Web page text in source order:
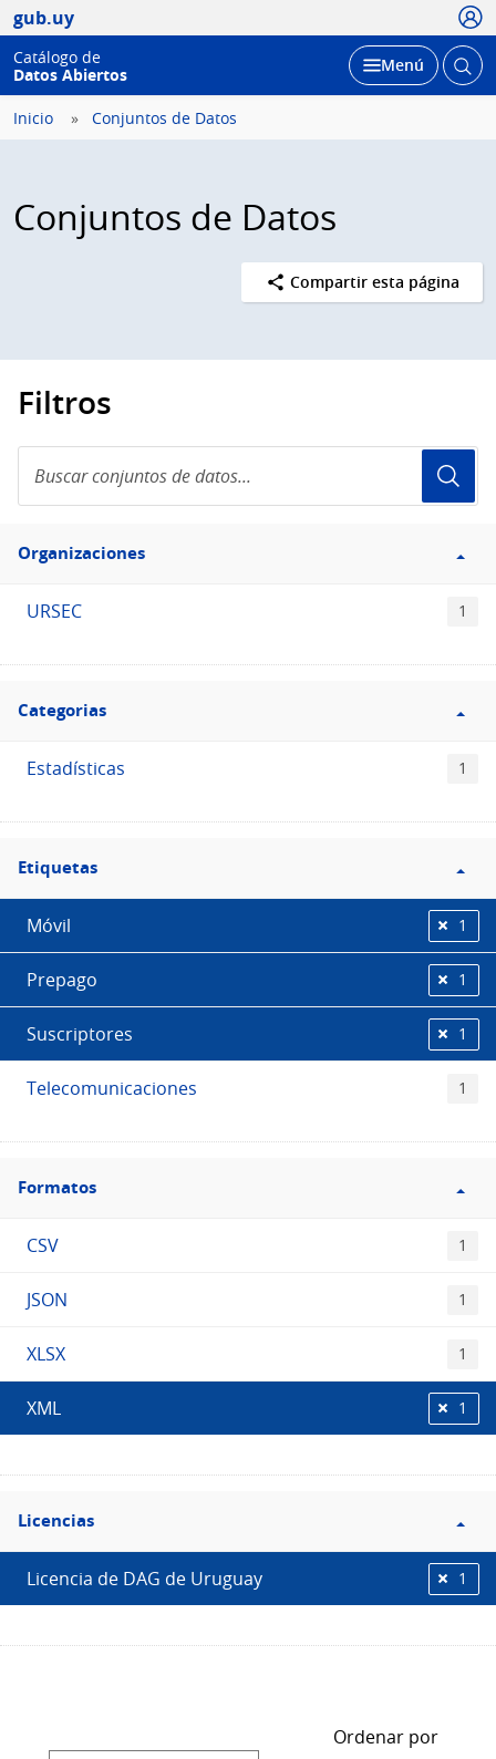
gub.uy
Catálogo de
Datos Abiertos
Desplegar
Menú Abrir
Inicio Conjuntos de Datos
Conjuntos de Datos
Compartir esta página
Filtros
conjuntos
de
Filtro
Organizaciones
Organizaciones
URSEC 1
Filtro
Categorias
Categorias
Estadísticas 1
Filtro
Etiquetas
Etiquetas
Móvil 1
Prepago 1
Suscriptores 1
Telecomunicaciones 1
Filtro
Formatos
Formatos
CSV 1
JSON 1
XLSX 1
XML 1
Filtro
Licencias
Licencias
Licencia de DAG de Uruguay 1
Ordenar por